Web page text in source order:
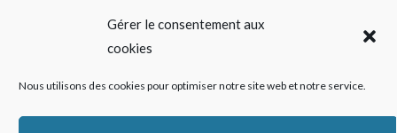
Gérer le consentement aux
cookies
Nous utilisons des cookies pour optimiser notre site web et notre service.